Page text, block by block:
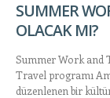
SUMMER
OLACAK MI?
Summer Work and
Travel programı
düzenlenen bir